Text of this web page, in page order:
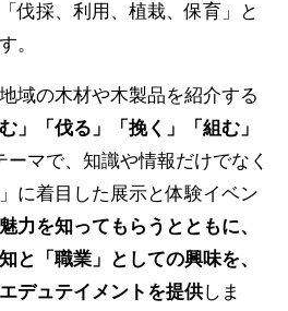
伐採、利用、植栽、保育」と
。
域の木材や木製品を紹介する
」「伐る」「挽く」「組む」
ーマで、知識や情報だけでなく
に着目した展示と体験イベン
力を知ってもらうとともに、
と「職業」としての興味を、
デュテイメントを提供しま